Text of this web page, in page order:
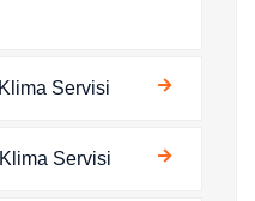
Servisi
Servisi